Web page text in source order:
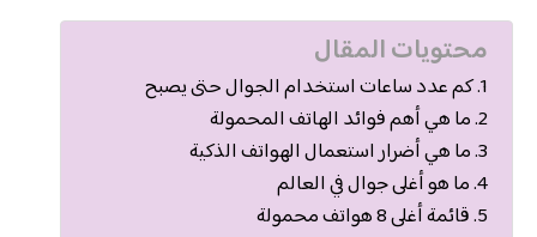
محتويات المقال
كم عدد ساعات استخدام الجوال حتى يصبح
ما هي أهم فوائد الهاتف المحمولة
ما هي أضرار استعمال الهواتف الذكية
ما هو أغلى جوال في العالم
قائمة أغلى 8 هواتف محمولة